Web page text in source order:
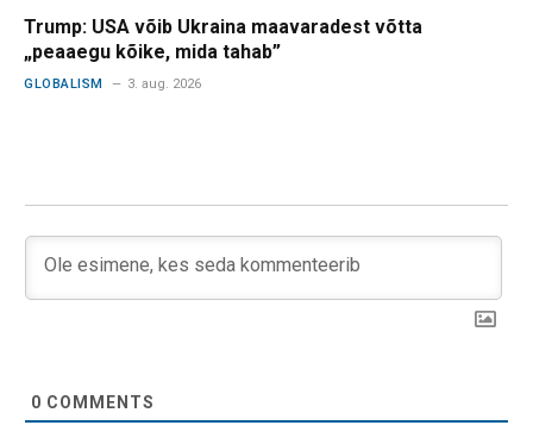
Trump: USA võib Ukraina maavaradest võtta
„peaaegu kõike, mida tahab”
GLOBALISM 3. aug. 2026
0 COMMENTS